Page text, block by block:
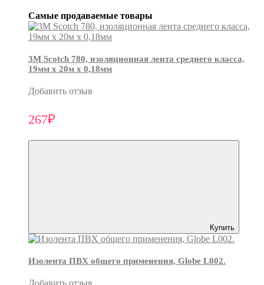
Самые продаваемые товары
3М Scotch 780, изоляционная лента среднего класса,
19мм х 20м х 0,18мм
Добавить отзыв
267₽
Купить
Изолента ПВХ общего применения, Globe L002.
Добавить отзыв